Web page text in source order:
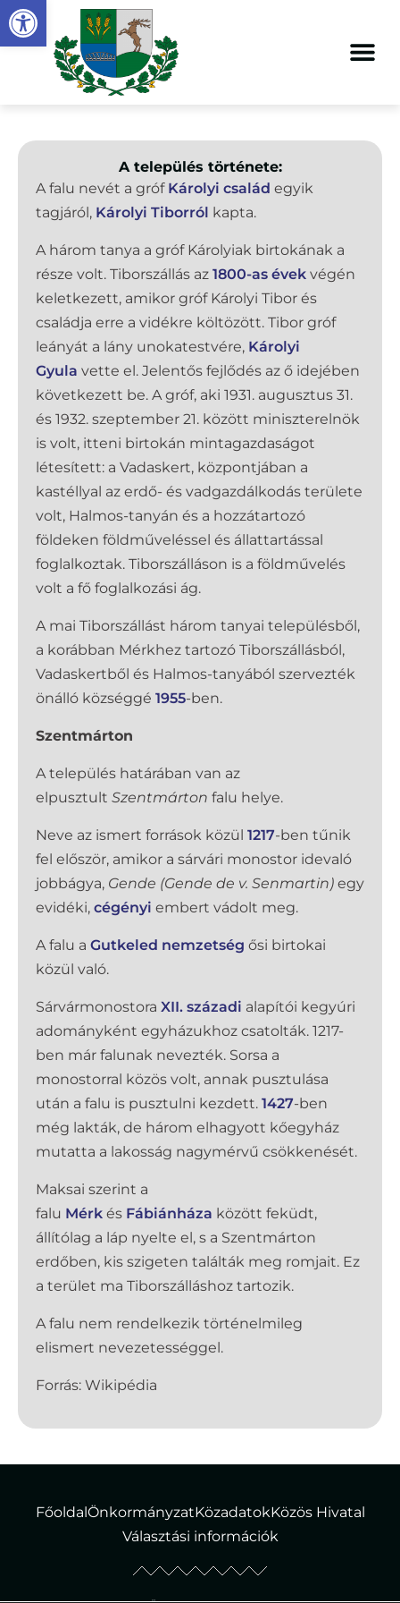
Eszköztár megnyitása
A település története:
A falu nevét a gróf Károlyi család egyik
tagjáról, Károlyi Tiborról kapta.
A három tanya a gróf Károlyiak birtokának a
része volt. Tiborszállás az 1800-as évek végén
keletkezett, amikor gróf Károlyi Tibor és
családja erre a vidékre költözött. Tibor gróf
leányát a lány unokatestvére, Károlyi
Gyula vette el. Jelentős fejlődés az ő idejében
következett be. A gróf, aki 1931. augusztus 31.
és 1932. szeptember 21. között miniszterelnök
is volt, itteni birtokán mintagazdaságot
létesített: a Vadaskert, központjában a
kastéllyal az erdő- és vadgazdálkodás területe
volt, Halmos-tanyán és a hozzátartozó
földeken földműveléssel és állattartással
foglalkoztak. Tiborszálláson is a földművelés
volt a fő foglalkozási ág.
A mai Tiborszállást három tanyai településből,
a korábban Mérkhez tartozó Tiborszállásból,
Vadaskertből és Halmos-tanyából szervezték
önálló községgé 1955-ben.
Szentmárton
A település határában van az
elpusztult Szentmárton falu helye.
Neve az ismert források közül 1217-ben tűnik
fel először, amikor a sárvári monostor idevaló
jobbágya, Gende (Gende de v. Senmartin) egy
evidéki, cégényi embert vádolt meg.
A falu a Gutkeled nemzetség ősi birtokai
közül való.
Sárvármonostora XII. századi alapítói kegyúri
adományként egyházukhoz csatolták. 1217-
ben már falunak nevezték. Sorsa a
monostorral közös volt, annak pusztulása
után a falu is pusztulni kezdett. 1427-ben
még lakták, de három elhagyott kőegyház
mutatta a lakosság nagymérvű csökkenését.
Maksai szerint a
falu Mérk és Fábiánháza között feküdt,
állítólag a láp nyelte el, s a Szentmárton
erdőben, kis szigeten találták meg romjait. Ez
a terület ma Tiborszálláshoz tartozik.
A falu nem rendelkezik történelmileg
elismert nevezetességgel.
Forrás: Wikipédia
FőoldalÖnkormányzatKözadatokKözös Hivatal
Választási információk